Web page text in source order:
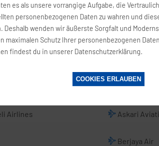
Air Do
Air Japan
ANA All
Airlines Askari
Berjaya Air
es als unsere vorrangige Aufgabe, die
personenbezogenen Daten zu wahren und
Deshalb wenden wir äußerste Sorgfalt und
maximalen Schutz Ihrer personenbezogenen
findest du in unserer Datenschutzerklärung.
COOKIES ERLAUBEN